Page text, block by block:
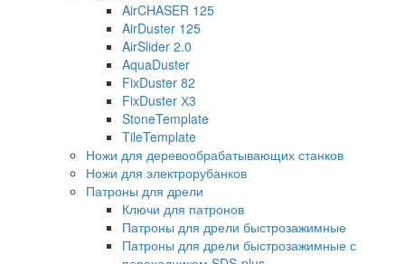
AirCHASER 125
AirDuster 125
AirSlider 2.0
AquaDuster
FixDuster 82
FixDuster Х3
StoneTemplate
TileTemplate
Ножи для деревообрабатывающих станков
Ножи для электрорубанков
Патроны для дрели
Ключи для патронов
Патроны для дрели быстрозажимные
Патроны для дрели быстрозажимные с